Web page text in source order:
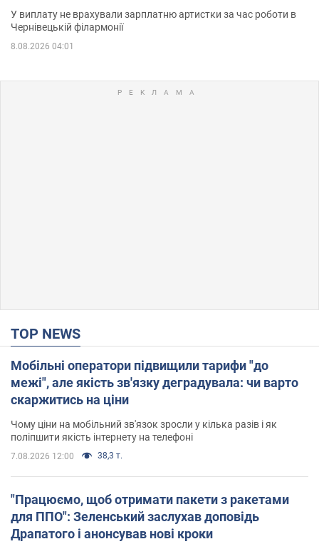
У виплату не врахували зарплатню артистки за час роботи в
Чернівецькій філармонії
8.08.2026 04:01
TOP NEWS
Мобільні оператори підвищили тарифи "до
межі", але якість зв'язку деградувала: чи варто
скаржитись на ціни
Чому ціни на мобільний зв'язок зросли у кілька разів і як
поліпшити якість інтернету на телефоні
7.08.2026 12:00 38,3 т.
"Працюємо, щоб отримати пакети з ракетами
для ППО": Зеленський заслухав доповідь
Драпатого і анонсував нові кроки